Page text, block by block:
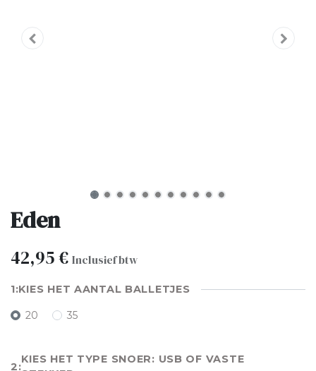
Eden
42,95€ Inclusief btw
KIES HET AANTAL BALLETJES
20 35
KIES HET TYPE SNOER: USB OF VASTE